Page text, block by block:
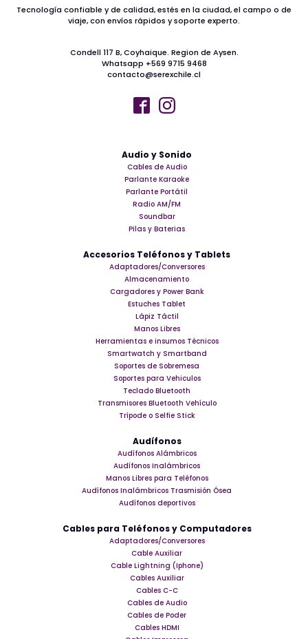
Audio y Sonido
Cables de Audio
Parlante Karaoke
Parlante Portátil
Radio AM/FM
Soundbar
Pilas y Baterias
Accesorios Teléfonos y Tablets
Adaptadores/Conversores
Almacenamiento
Cargadores y Power Bank
Estuches Tablet
Lápiz Táctil
Manos Libres
Herramientas e insumos Técnicos
Smartwatch y Smartband
Soportes de Sobremesa
Soportes para Vehiculos
Teclado Bluetooth
Transmisores Bluetooth Vehículo
Trípode o Selfie Stick
Audífonos
Audífonos Alámbricos
Audífonos Inalámbricos
Manos Libres para Teléfonos
Audífonos Inalámbricos Trasmisión Ósea
Audífonos deportivos
Cables para Teléfonos y Computadores
Adaptadores/Conversores
Cable Auxiliar
Cable Lightning (Iphone)
Cables Auxiliar
Cables C-C
Cables de Audio
Cables de Poder
Cables HDMI
Tecnología confiable y de calidad, estés en la ciudad, el campo o de
viaje, con envíos rápidos y soporte experto.
Condell 117 B, Coyhaique. Region de Aysen.
Whatsapp +569 9715 9468
contacto@serexchile.cl